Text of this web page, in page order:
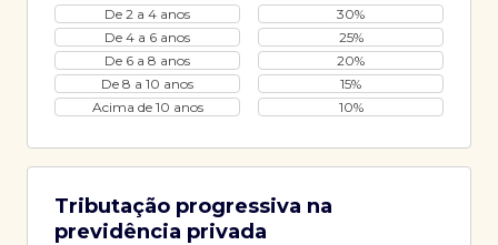
De 2 a 4 anos
30%
De 4 a 6 anos
25%
De 6 a 8 anos
20%
De 8 a 10 anos
15%
Acima de 10 anos
10%
Tributação progressiva na
previdência privada